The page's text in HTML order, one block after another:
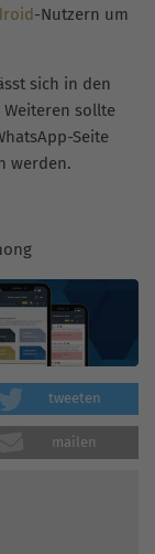
-Nutzern um
sich in den
sollte
Seite
werden.
tweeten
mailen